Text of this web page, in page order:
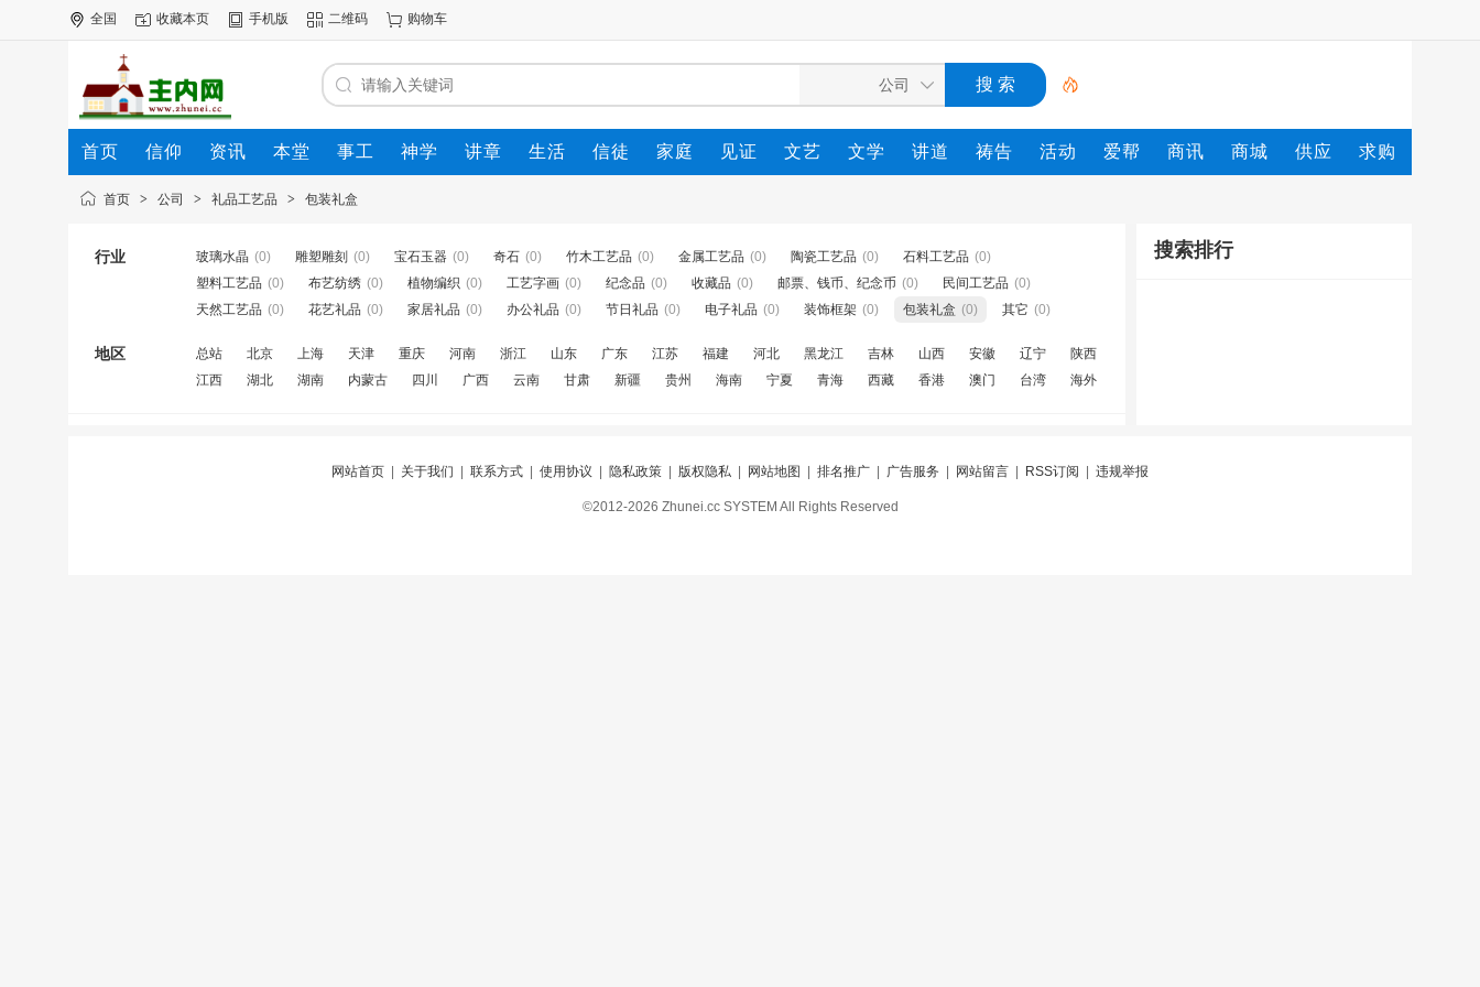
全国 收藏本页 手机版 二维码 购物车
首页 信仰 资讯 本堂 事工 神学 讲章 生活 信徒 家庭 见证 文艺 文学 讲道 祷告 活动 爱帮 商讯 商城 供应 求购
公司 动态 人才 知道 专题
首页 > 公司 > 礼品工艺品 > 包装礼盒
行业 玻璃水晶 (0) 雕塑雕刻 (0) 宝石玉器 (0) 奇石 (0) 竹木工艺品 (0) 金属工艺品 (0) 陶瓷工艺品 (0) 石料工艺品 (0)
塑料工艺品 (0) 布艺纺绣 (0) 植物编织 (0) 工艺字画 (0) 纪念品 (0) 收藏品 (0) 邮票、钱币、纪念币 (0) 民间工艺品 (0)
天然工艺品 (0) 花艺礼品 (0) 家居礼品 (0) 办公礼品 (0) 节日礼品 (0) 电子礼品 (0) 装饰框架 (0) 包装礼盒 (0) 其它 (0)
地区 总站 北京 上海 天津 重庆 河南 浙江 山东 广东 江苏 福建 河北 黑龙江 吉林 山西 安徽 辽宁
陕西
江西
湖北 湖南 内蒙古 四川 广西 云南 甘肃 新疆 贵州 海南 宁夏 青海 西藏 香港 澳门 台湾 海外
搜索排行
网站首页 关于我们 联系方式 使用协议 隐私政策 版权隐私 网站地图 排名推广 广告服务 网站留言 RSS订阅 违规举报
©2012-2026 Zhunei.cc SYSTEM All Rights Reserved